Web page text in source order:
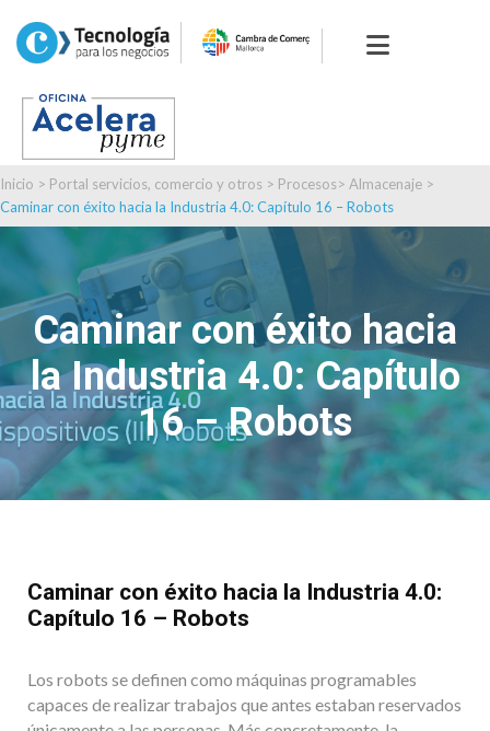
Inicio > Portal servicios, comercio y otros > Procesos> Almacenaje >
Caminar con éxito hacia la Industria 4.0: Capítulo 16 – Robots
Caminar con éxito hacia
la Industria 4.0: Capítulo
16 – Robots
Caminar con éxito hacia la Industria 4.0:
Capítulo 16 – Robots
Los robots se definen como máquinas programables
capaces de realizar trabajos que antes estaban reservados